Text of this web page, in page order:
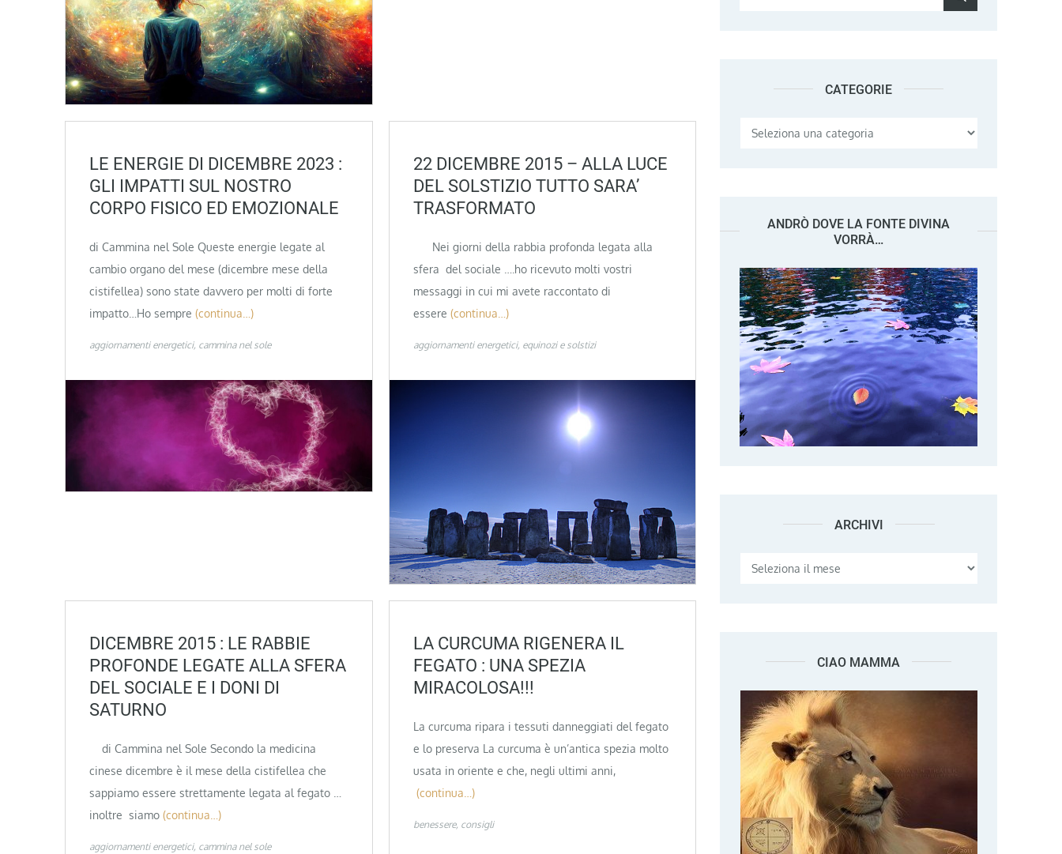
LE ENERGIE DI DICEMBRE 2023 :
GLI IMPATTI SUL NOSTRO
CORPO FISICO ED EMOZIONALE
di Cammina nel Sole Queste energie legate al
cambio organo del mese (dicembre mese della
cistifellea) sono state davvero per molti di forte
impatto…Ho sempre (continua…)
aggiornamenti energetici cammina nel sole
22 DICEMBRE 2015 – ALLA LUCE
DEL SOLSTIZIO TUTTO SARA’
TRASFORMATO
Nei giorni della rabbia profonda legata alla
sfera del sociale ….ho ricevuto molti vostri
messaggi in cui mi avete raccontato di
essere (continua…)
aggiornamenti energetici equinozi e solstizi
DICEMBRE 2015 : LE RABBIE
PROFONDE LEGATE ALLA SFERA
DEL SOCIALE E I DONI DI
SATURNO
di Cammina nel Sole Secondo la medicina
cinese dicembre è il mese della cistifellea che
sappiamo essere strettamente legata al fegato …
inoltre siamo (continua…)
aggiornamenti energetici cammina nel sole
LA CURCUMA RIGENERA IL
FEGATO : UNA SPEZIA
MIRACOLOSA!!!
La curcuma ripara i tessuti danneggiati del fegato
e lo preserva La curcuma è un’antica spezia molto
usata in oriente e che, negli ultimi anni,
(continua…)
benessere consigli
CATEGORIE
Categorie
ANDRÒ DOVE LA FONTE DIVINA
VORRÀ…
ARCHIVI Archivi
CIAO MAMMA